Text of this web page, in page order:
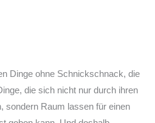
Dinge ohne Schnickschnack, die
die sich nicht nur durch ihren
sondern Raum lassen für einen